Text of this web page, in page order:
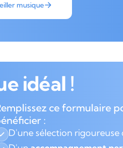
musique
idéal !
ce formulaire
:
D'une sélection rigoureuse